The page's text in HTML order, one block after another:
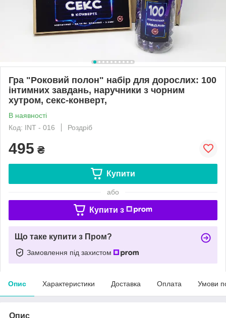
Гра "Роковий полон" набір для дорослих: 100
інтимних завдань, наручники з чорним
хутром, секс-конверт,
В наявності
Код: INT - 016
Роздріб
495 ₴
Купити
або
Купити з
Що таке купити з Пром?
Замовлення під захистом
Опис Характеристики Доставка Оплата Умови
Опис